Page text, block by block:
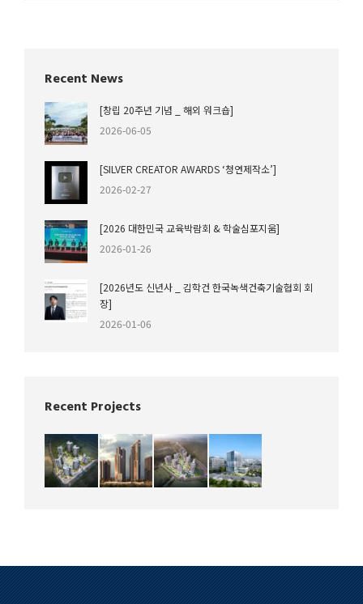
Recent News
[창립 20주년 기념 _ 해외 워크숍]
2026-06-05
[SILVER CREATOR AWARDS ‘청연제작소’]
2026-02-27
[2026 대한민국 교육박람회 & 학술심포지움]
2026-01-26
[2026년도 신년사 _ 김학건 한국녹색건축기술협회 회
장]
2026-01-06
Recent Projects